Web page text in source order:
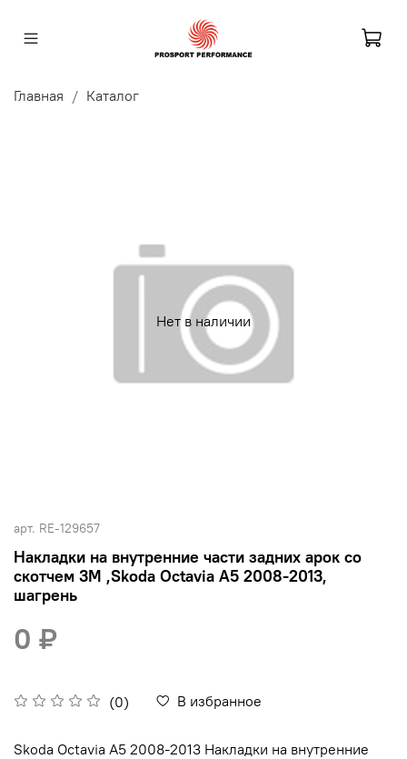
Главная Каталог
Нет в наличии
арт. RE-129657
Накладки на внутренние части задних арок со
скотчем 3М ,Skoda Octavia A5 2008-2013,
шагрень
(0) В избранное
0 ₽
Skoda Octavia A5 2008-2013 Накладки на внутренние